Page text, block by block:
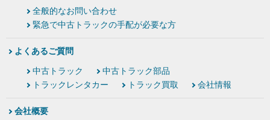
全般的なお問い合わせ
緊急で中古トラックの手配が必要な方
よくあるご質問
中古トラック
中古トラック部品
トラックレンタカー
トラック買取 会社情報
会社概要